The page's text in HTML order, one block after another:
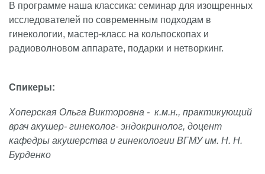
В программе наша классика: семинар для изощренных
исследователей по современным подходам в
гинекологии, мастер-класс на кольпоскопах и
радиоволновом аппарате, подарки и нетворкинг.
Спикеры:
Хоперская Ольга Викторовна - к.м.н., практикующий
врач акушер- гинеколог- эндокринолог, доцент
кафедры акушерства и гинекологии ВГМУ им. Н. Н.
Бурденко